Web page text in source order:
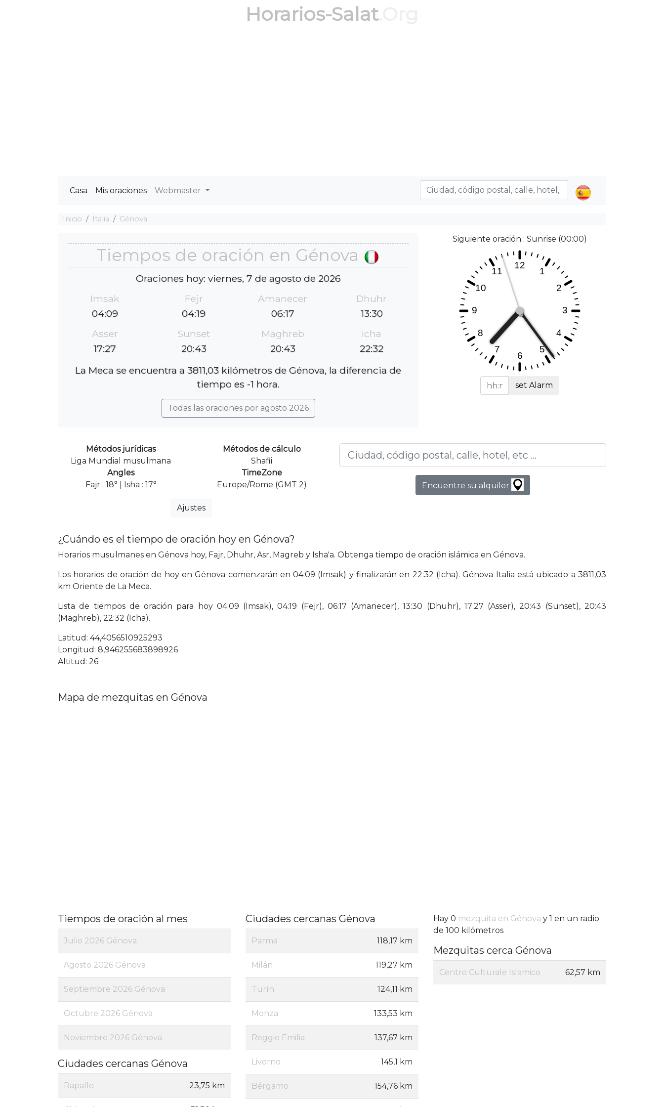
Horarios-Salat.Org
Casa Mis oraciones Webmaster
Inicio Italia Génova
Tiempos de oración en Génova
Oraciones hoy: viernes, 7 de agosto de 2026
Imsak
04:09
Fejr
04:19
Amanecer
06:17
Dhuhr
13:30
Asser
17:27
Sunset
20:43
Maghreb
20:43
Icha
22:32
La Meca se encuentra a 3811,03 kilómetros de Génova, la diferencia de
tiempo es -1 hora.
Todas las oraciones por agosto 2026
Siguiente oración : Sunrise (00:00)
set Alarm
Métodos jurídicas
Liga Mundial musulmana
Métodos de cálculo
Shafii
Angles
Fajr : 18° | Isha : 17°
TimeZone
Europe/Rome (GMT 2)
Ajustes
Encuentre su alquiler
¿Cuándo es el tiempo de oración hoy en Génova?
Horarios musulmanes en Génova hoy, Fajr, Dhuhr, Asr, Magreb y Isha'a. Obtenga tiempo de oración islámica en Génova.
Los horarios de oración de hoy en Génova comenzarán en 04:09 (Imsak) y finalizarán en 22:32 (Icha). Génova Italia está ubicado a 3811,03
km Oriente de La Meca.
Lista de tiempos de oración para hoy 04:09 (Imsak), 04:19 (Fejr), 06:17 (Amanecer), 13:30 (Dhuhr), 17:27 (Asser), 20:43 (Sunset), 20:43
(Maghreb), 22:32 (Icha).
Latitud: 44,4056510925293
Longitud: 8,946255683898926
Altitud: 26
Mapa de mezquitas en Génova
Tiempos de oración al mes
Julio 2026 Génova
Agosto 2026 Génova
Septiembre 2026 Génova
Octubre 2026 Génova
Noviembre 2026 Génova
Ciudades cercanas Génova
Rapallo 23,75 km
Ciudades cercanas Génova
Parma 118,17 km
Milán 119,27 km
Turín 124,11 km
Monza 133,53 km
Reggio Emilia 137,67 km
Livorno 145,1 km
Bérgamo 154,76 km
Hay 0 mezquita en Génova y 1 en un radio
de 100 kilómetros
Mezquitas cerca Génova
Centro Culturale Islamico 62,57 km